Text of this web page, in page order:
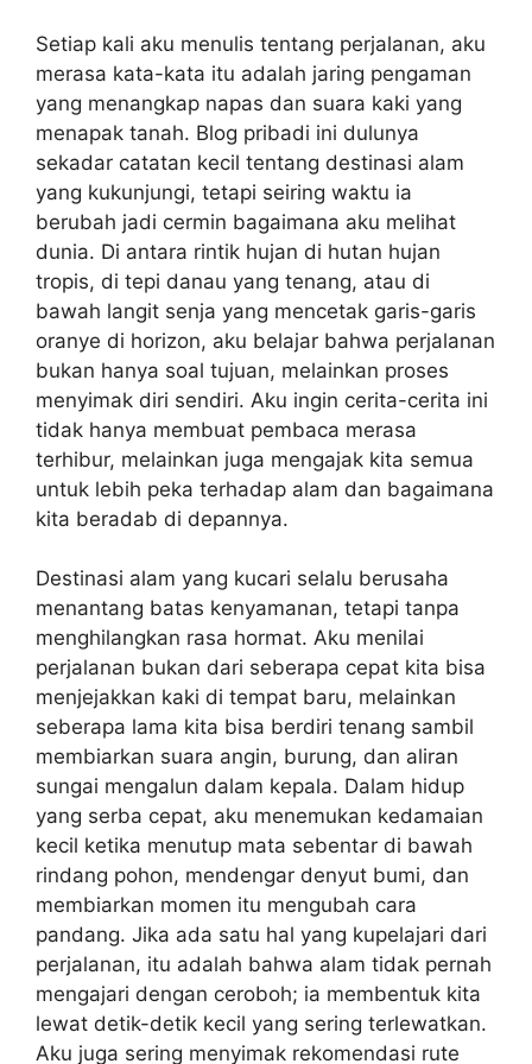
Setiap kali aku menulis tentang perjalanan, aku
merasa kata-kata itu adalah jaring pengaman
yang menangkap napas dan suara kaki yang
menapak tanah. Blog pribadi ini dulunya
sekadar catatan kecil tentang destinasi alam
yang kukunjungi, tetapi seiring waktu ia
berubah jadi cermin bagaimana aku melihat
dunia. Di antara rintik hujan di hutan hujan
tropis, di tepi danau yang tenang, atau di
bawah langit senja yang mencetak garis-garis
oranye di horizon, aku belajar bahwa perjalanan
bukan hanya soal tujuan, melainkan proses
menyimak diri sendiri. Aku ingin cerita-cerita ini
tidak hanya membuat pembaca merasa
terhibur, melainkan juga mengajak kita semua
untuk lebih peka terhadap alam dan bagaimana
kita beradab di depannya.
Destinasi alam yang kucari selalu berusaha
menantang batas kenyamanan, tetapi tanpa
menghilangkan rasa hormat. Aku menilai
perjalanan bukan dari seberapa cepat kita bisa
menjejakkan kaki di tempat baru, melainkan
seberapa lama kita bisa berdiri tenang sambil
membiarkan suara angin, burung, dan aliran
sungai mengalun dalam kepala. Dalam hidup
yang serba cepat, aku menemukan kedamaian
kecil ketika menutup mata sebentar di bawah
rindang pohon, mendengar denyut bumi, dan
membiarkan momen itu mengubah cara
pandang. Jika ada satu hal yang kupelajari dari
perjalanan, itu adalah bahwa alam tidak pernah
mengajari dengan ceroboh; ia membentuk kita
lewat detik-detik kecil yang sering terlewatkan.
Aku juga sering menyimak rekomendasi rute